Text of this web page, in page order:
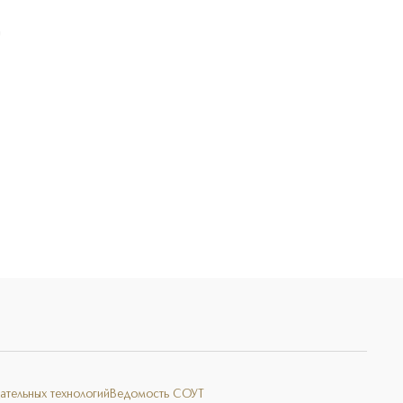
технологий Ведомость СОУТ